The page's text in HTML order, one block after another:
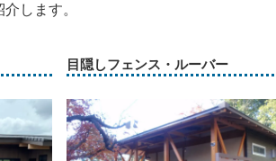
します。
目隠しフェンス・ルーバー